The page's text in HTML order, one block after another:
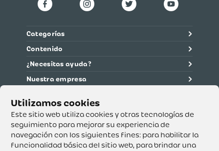
Este sitio web utiliza cookies y otras tecnologías de
seguimiento para mejorar su experiencia de
navegación con los siguientes fines: para habilitar la
funcionalidad básica del sitio web, para brindar una
Categorías
Contenido
¿Necesitas ayuda?
Nuestra empresa
Supertiendas y Drogería Olímpica S.A. - Nit 890.107.487 -
Dirección de notificación: Calle 53 No. 46-192 local 3-01